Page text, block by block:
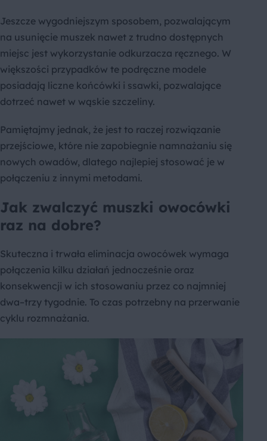
Jeszcze wygodniejszym sposobem, pozwalającym
na usunięcie muszek nawet z trudno dostępnych
miejsc jest wykorzystanie odkurzacza ręcznego. W
większości przypadków te podręczne modele
posiadają liczne końcówki i ssawki, pozwalające
dotrzeć nawet w wąskie szczeliny.
Pamiętajmy jednak, że jest to raczej rozwiązanie
przejściowe, które nie zapobiegnie namnażaniu się
nowych owadów, dlatego najlepiej stosować je w
połączeniu z innymi metodami.
Jak zwalczyć muszki owocówki
raz na dobre?
Skuteczna i trwała eliminacja owocówek wymaga
połączenia kilku działań jednocześnie oraz
konsekwencji w ich stosowaniu przez co najmniej
dwa–trzy tygodnie. To czas potrzebny na przerwanie
cyklu rozmnażania.